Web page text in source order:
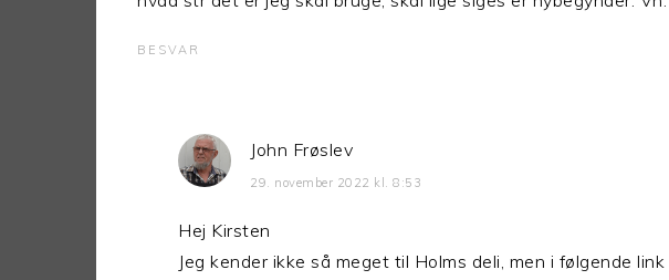
BESVAR
John Frøslev
29. november 2022 kl. 8:53
Hej Kirsten
Jeg kender ikke så meget til Holms deli, men i følgende